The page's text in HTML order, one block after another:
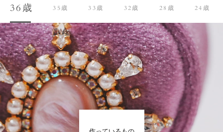
仕事を諦めないといけないのかなとずっと悩んでいま
した。でもどうにも回避方法がない。
気絶スケジュールで挑んだ銀座ポップアップは最初か
らなぜか会期中に何回も同じ方が来て下さったり、滞
在時間が数時間単位という現在の形に近く会場の皆さ
んは「どういうこと？」となっていました。私も想定
外。
36歳 35歳 33歳 32歳 28歳 24歳